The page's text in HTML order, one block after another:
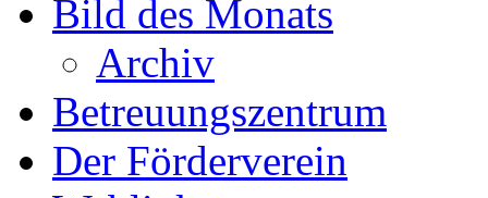
Bild des Monats
Archiv
Betreuungszentrum
Der Förderverein